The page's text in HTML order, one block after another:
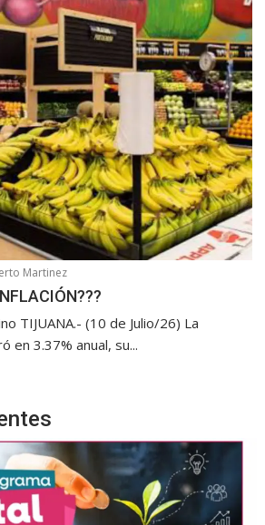
Martinez
TIJUANA.- (10 de Julio/26) La
en 3.37% anual, su...